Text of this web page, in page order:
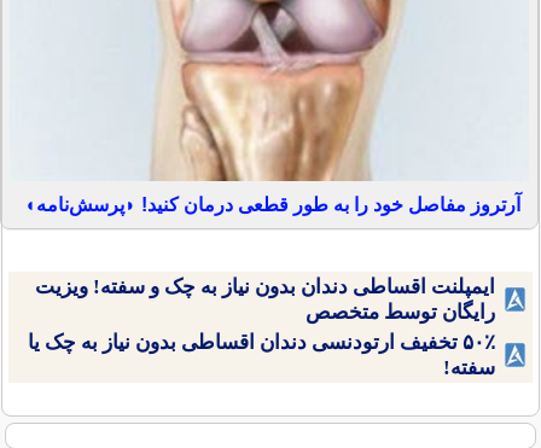
آرتروز مفاصل خود را به طور قطعی درمان کنید! ◗پرسش‌نامه◖
ایمپلنت اقساطی دندان بدون نیاز به چک و سفته! ویزیت
رایگان توسط متخصص
۵۰٪ تخفیف ارتودنسی دندان اقساطی بدون نیاز به چک یا
سفته!